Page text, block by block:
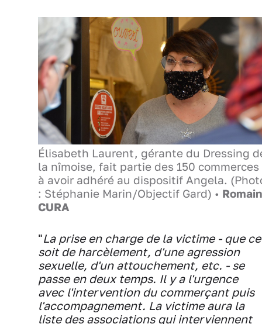
Élisabeth Laurent, gérante du Dressing
la nîmoise, fait partie des 150 commerces
à avoir adhéré au dispositif Angela.
: Stéphanie Marin/Objectif Gard) • Romain
CURA
"La prise en charge de la victime - que ce
soit de harcèlement, d'une agression
sexuelle, d'un attouchement, etc. - se
passe en deux temps. Il y a l'urgence
avec l'intervention du commerçant puis
l'accompagnement. La victime aura la
liste des associations qui interviennent